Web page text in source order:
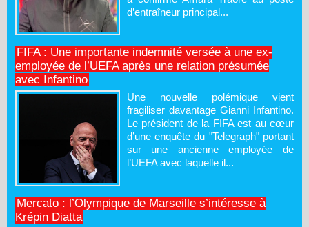
d’entraîneur principal...
FIFA : Une importante indemnité versée à une ex-
employée de l’UEFA après une relation présumée
avec Infantino
Une nouvelle polémique vient
fragiliser davantage Gianni Infantino.
Le président de la FIFA est au cœur
d’une enquête du "Telegraph" portant
sur une ancienne employée de
l’UEFA avec laquelle il...
Mercato : l’Olympique de Marseille s’intéresse à
Krépin Diatta